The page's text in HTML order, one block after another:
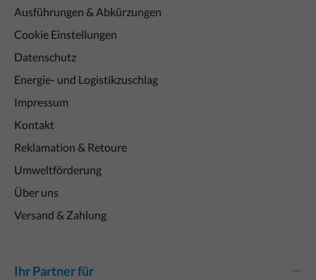
Ausführungen & Abkürzungen
Cookie Einstellungen
Datenschutz
Energie- und Logistikzuschlag
Impressum
Kontakt
Reklamation & Retoure
Umweltförderung
Über uns
Versand & Zahlung
Ihr Partner für